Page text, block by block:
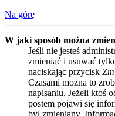
Na górę
W jaki sposób można
Jeśli nie jesteś
zmieniać i usuwać
naciskając przycisk
Czasami można to
napisaniu. Jeżeli ktoś
postem pojawi się
był zmieniany.